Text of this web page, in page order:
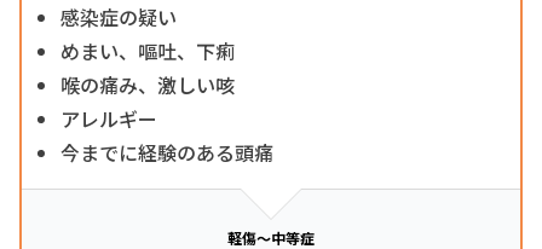
感染症の疑い
めまい、嘔吐、下痢
喉の痛み、激しい咳
アレルギー
今までに経験のある頭痛
軽傷～中等症